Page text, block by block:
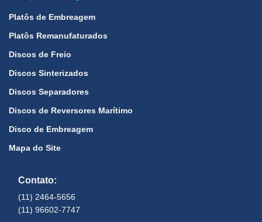
Platôs de Embreagem
Platôs Remanufaturados
Discos de Freio
Discos Sinterizados
Discos Separadores
Discos de Reversores Marítimo
Disco de Embreagem
Mapa do Site
Contato:
(11) 2464-5656
(11) 96602-7747